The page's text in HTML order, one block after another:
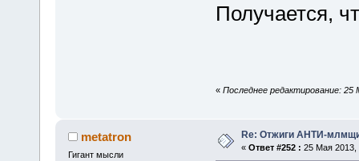
Получается,
« Последнее редактирование:
metatron
Гигант мысли
Re: Отжиги АНТИ-
« Ответ #252 : 25 Мая 2013,